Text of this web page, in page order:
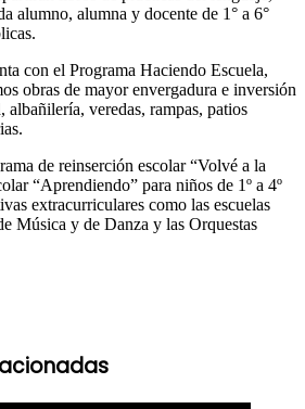
alumno, alumna y docente de 1° a 6°
con el Programa Haciendo Escuela,
obras de mayor envergadura e inversión
albañilería, veredas, rampas, patios
de reinserción escolar “Volvé a la
“Aprendiendo” para niños de 1º a 4º
extracurriculares como las escuelas
Música y de Danza y las Orquestas